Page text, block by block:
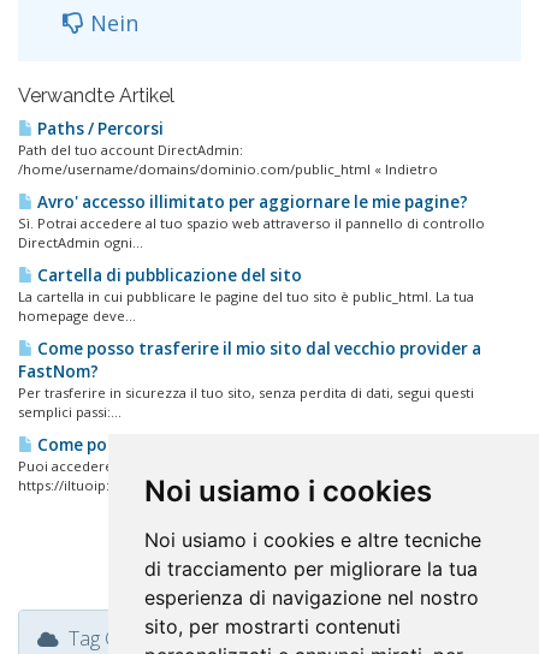
Noi usiamo i cookies
Noi usiamo i cookies e altre tecniche
di tracciamento per migliorare la tua
esperienza di navigazione nel nostro
sito, per mostrarti contenuti
Nein
Verwandte Artikel
Paths / Percorsi
Path del tuo account DirectAdmin:
/home/username/domains/dominio.com/public_html « Indietro
Avro' accesso illimitato per aggiornare le mie pagine?
Sì. Potrai accedere al tuo spazio web attraverso il pannello di controllo
DirectAdmin ogni...
Cartella di pubblicazione del sito
La cartella in cui pubblicare le pagine del tuo sito è public_html. La tua
homepage deve...
Come posso trasferire il mio sito dal vecchio provider a
FastNom?
Per trasferire in sicurezza il tuo sito, senza perdita di dati, segui questi
semplici passi:...
Come posso accedere al mio pannello di controllo?
Puoi accedere al tuo pannello di controllo DirectAdmin nei seguenti modi:
https://iltuoip:2087...
Tag Cloud